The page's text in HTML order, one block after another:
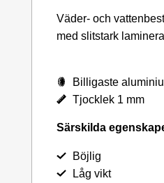
Väder- och
med slitstark
Billigaste
Tjocklek 1 mm
Särskilda
Böjlig
Låg vikt